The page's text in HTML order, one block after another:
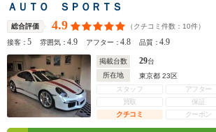
ＡＵＴＯ ＳＰＯＲＴＳ
総合評価 4.9 （クチコミ件数： 10件）
接客：5 雰囲気：4.9 アフター：4.8 品質：4.9
掲載台数 29台
所在地
東京都 23区
スタッフ
アフター
買取
保証
クチコミ
クーポン